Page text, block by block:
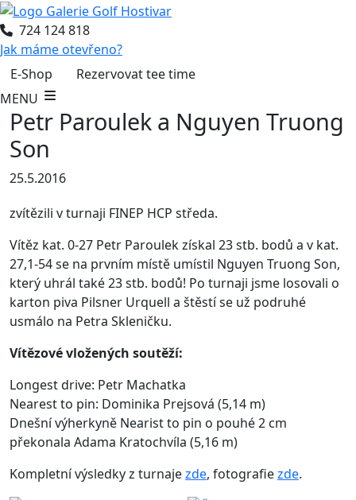
724 124 818
Jak máme otevřeno?
E-Shop
Rezervovat tee time
MENU
Petr Paroulek a Nguyen Truong
Son
25.5.2016
zvítězili v turnaji FINEP HCP středa.
Vítěz kat. 0-27 Petr Paroulek získal 23 stb. bodů a v kat.
27,1-54 se na prvním místě umístil Nguyen Truong Son,
který uhrál také 23 stb. bodů! Po turnaji jsme losovali o
karton piva Pilsner Urquell a štěstí se už podruhé
usmálo na Petra Skleničku.
Vítězové vložených soutěží:
Longest drive: Petr Machatka
Nearest to pin: Dominika Prejsová (5,14 m)
Dnešní výherkyně Nearist to pin o pouhé 2 cm
překonala Adama Kratochvíla (5,16 m)
Kompletní výsledky z turnajezde, fotografiezde.